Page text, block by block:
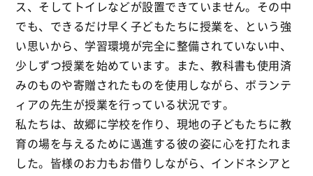
ス、そしてトイレなどが設置できていません。その中
でも、できるだけ早く子どもたちに授業を、という強
い思いから、学習環境が完全に整備されていない中、
少しずつ授業を始めています。また、教科書も使用済
みのものや寄贈されたものを使用しながら、ボランテ
ィアの先生が授業を行っている状況です。
私たちは、故郷に学校を作り、現地の子どもたちに教
育の場を与えるために邁進する彼の姿に心を打たれま
した。皆様のお力もお借りしながら、インドネシアと